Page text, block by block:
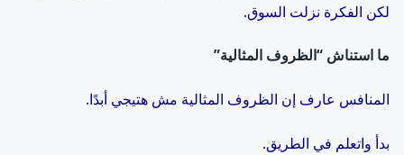
لكن الفكرة نزلت السوق.
ما استناش “الظروف المثالية”
المنافس عارف إن الظروف المثالية مش هتيجي أبدًا.
بدأ واتعلم في الطريق.